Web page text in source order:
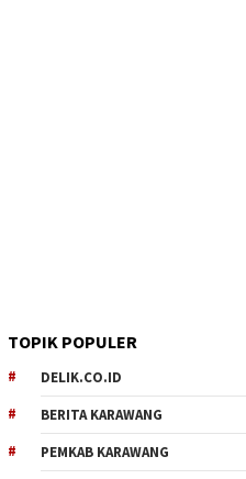
TOPIK POPULER
DELIK.CO.ID
BERITA KARAWANG
PEMKAB KARAWANG